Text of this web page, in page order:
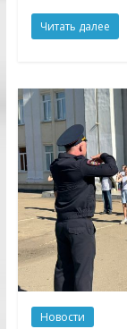
Читать далее
Новости